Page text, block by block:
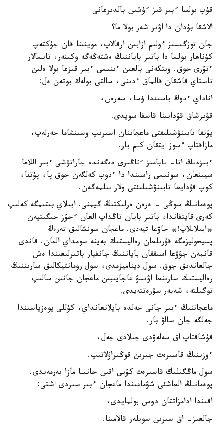
قۇپ بولسا ءبىر قىز ءۇشىن بالدىرعانى
الاشقا بۇدان دا اۋىر شەر بولا ما؟
جان توزگىسىز ءولىم ازابىن ارقالاپ، موينىنا قان جۇكتەپ
كۇناھار بولسا دا باتىر باياننىڭ ەشتەڭەگە وكىنەر، تايسالار
ءتۇرى جوق. ويتكەنى بالعىن ءىنىسى ءبىر قىزعا بولا ەلىن
تاستاي قاشقان قالماق ءدىنى، سالتى بولەك بوتەن ەل:
اناداي ءدوڭ باسىندا ۇسا، سەرەن،
قۋىرشاق قۇدايىنا قاسقا سويدى.
پۇتقا تابىنۋشىلىقتى ماعجاننان اسىرىپ وسىنشاما جەرلەپ،
مازاقتاپ ءسوز ايتقان كىم بار.
ءبىزدىڭ اتا- بابامىز ءتاڭىرى دەگەندە جاراتۋشى ءبىر اللاعا
سيىنعان، سونىسى راسىندا دا ءدوپ كەلگەن جوق پا، پۇتقا،
كوپ قۇدايعا تابىنۋشىلىقتى ولار بىلمەگەن.
پوەمانىڭ سوڭى - ەرەن ەرلىكتىڭ گيمنى. ابىلاي بىتىمگە كەلىپ
كەرى قايتقاندا، باتىر بايان تاڭداپ العان ءجۇز جىگىتپەن
«ابىلايلاپ!» جاۋعا تيەدى. ماعجان سونشالىق تەرەڭ
پسيحوليزمگە قۇرىلعان رەاليستىك بەينە سومداي العان. قاندى
قانمەن جۋۋعا اسىققان باياننىڭ جانقيار باتىرلىعىندا ەش
جالعاندىق جوق. سول ديناميزمدى، سول رومانتيكالىق سارىننىڭ
رەاليستىك سارىنعا اۋىسۋ عاجايىبىن ماعجان جانىن سالىپ
توگىلتە، شەبەر سۋرەتتەيدى.
ماعجاننىڭ ءبىر جانى جەلدە بايلانعانداي، كۇللى پوەزياسىندا
جەلگە جان سالۋ بار.
قۇشاقتاپ اق سەلەۋدى جىلادى جەل،
ءوزىنىڭ قاسىرەت جىرىن قوڭىراۋلاتىپ.
سول ماڭگىلىك قاسىرەت كۇيى اقىن جانىنا مازا بەرمەيدى.
پوەمانىڭ العاشقى شۋماعىندا ماعجان ءبىر سىردى اشتى:
اقىندا ادامزاتتان دوس بولمايدى،
جالعىز- اق سىرىن سويلەر قالامىنا.